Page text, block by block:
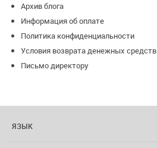
Архив блога
Информация об оплате
Политика конфиденциальности
Условия возврата денежных средств
Письмо директору
ЯЗЫК